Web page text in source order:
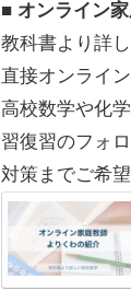
■ オンライン
教科書より詳
直接オンライ
高校数学や化
習復習のフォ
対策までご希